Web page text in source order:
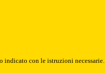
indicato con le istruzioni necessarie.